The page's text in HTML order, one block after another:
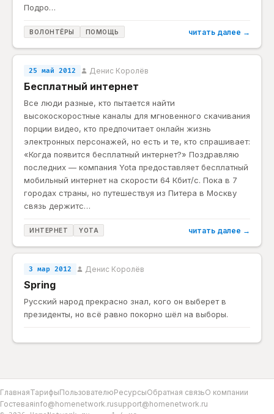
Подро…
ВОЛОНТЁРЫ ПОМОЩЬ читать далее →
25 май 2012 Денис Королёв
Бесплатный интернет
Все люди разные, кто пытается найти
высокоскоростные каналы для мгновенного скачивания
порции видео, кто предпочитает онлайн жизнь
электронных персонажей, но есть и те, кто спрашивает:
«Когда появится бесплатный интернет?» Поздравляю
последних — компания Yota предоставляет бесплатный
мобильный интернет на скорости 64 Кбит/с. Пока в 7
городах страны, но путешествуя из Питера в Москву
связь держитс…
ИНТЕРНЕТ YOTA читать далее →
3 мар 2012 Денис Королёв
Spring
Русский народ прекрасно знал, кого он выберет в
президенты, но всё равно покорно шёл на выборы.
ГлавнаяТарифыПользователюРесурсыОбратная связьО компании
Гостеваяinfo@homenetwork.rusupport@homenetwork.ru